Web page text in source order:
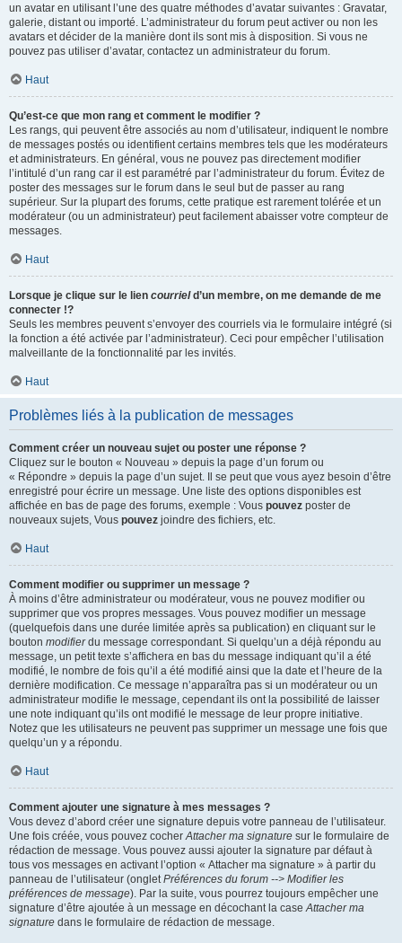
un avatar en utilisant l’une des quatre méthodes d’avatar suivantes : Gravatar,
galerie, distant ou importé. L’administrateur du forum peut activer ou non les
avatars et décider de la manière dont ils sont mis à disposition. Si vous ne
pouvez pas utiliser d’avatar, contactez un administrateur du forum.
Haut
Qu’est-ce que mon rang et comment le modifier ?
Les rangs, qui peuvent être associés au nom d’utilisateur, indiquent le nombre
de messages postés ou identifient certains membres tels que les modérateurs
et administrateurs. En général, vous ne pouvez pas directement modifier
l’intitulé d’un rang car il est paramétré par l’administrateur du forum. Évitez de
poster des messages sur le forum dans le seul but de passer au rang
supérieur. Sur la plupart des forums, cette pratique est rarement tolérée et un
modérateur (ou un administrateur) peut facilement abaisser votre compteur de
messages.
Haut
Lorsque je clique sur le lien courrield’un membre, on me demande de me
connecter !?
Seuls les membres peuvent s’envoyer des courriels via le formulaire intégré (si
la fonction a été activée par l’administrateur). Ceci pour empêcher l’utilisation
malveillante de la fonctionnalité par les invités.
Haut
Problèmes liés à la publication de messages
Comment créer un nouveau sujet ou poster une réponse ?
Cliquez sur le bouton « Nouveau » depuis la page d’un forum ou
« Répondre » depuis la page d’un sujet. Il se peut que vous ayez besoin d’être
enregistré pour écrire un message. Une liste des options disponibles est
affichée en bas de page des forums, exemple : Vous pouvez poster de
nouveaux sujets, Vous pouvez joindre des fichiers, etc.
Haut
Comment modifier ou supprimer un message ?
À moins d’être administrateur ou modérateur, vous ne pouvez modifier ou
supprimer que vos propres messages. Vous pouvez modifier un message
(quelquefois dans une durée limitée après sa publication) en cliquant sur le
bouton modifierdu message correspondant. Si quelqu’un a déjà répondu au
message, un petit texte s’affichera en bas du message indiquant qu’il a été
modifié, le nombre de fois qu’il a été modifié ainsi que la date et l’heure de la
dernière modification. Ce message n’apparaîtra pas si un modérateur ou un
administrateur modifie le message, cependant ils ont la possibilité de laisser
une note indiquant qu’ils ont modifié le message de leur propre initiative.
Notez que les utilisateurs ne peuvent pas supprimer un message une fois que
quelqu’un y a répondu.
Haut
Comment ajouter une signature à mes messages ?
Vous devez d’abord créer une signature depuis votre panneau de l’utilisateur.
Une fois créée, vous pouvez cocherAttacher ma signature sur le formulaire de
rédaction de message. Vous pouvez aussi ajouter la signature par défaut à
tous vos messages en activant l’option « Attacher ma signature » à partir du
panneau de l’utilisateur (ongletPréférences du forum --> Modifier les
préférences de message). Par la suite, vous pourrez toujours empêcher une
signature d’être ajoutée à un message en décochant la caseAttacher ma
signature dans le formulaire de rédaction de message.